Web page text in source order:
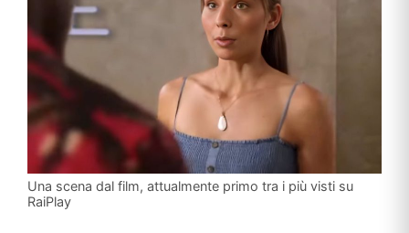
Una scena dal film, attualmente primo tra i più visti su
RaiPlay